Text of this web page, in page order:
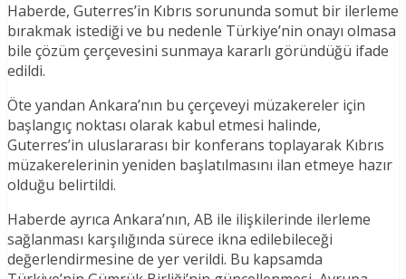
Haberde, Guterres’in Kıbrıs sorununda somut bir ilerleme
bırakmak istediği ve bu nedenle Türkiye’nin onayı olmasa
bile çözüm çerçevesini sunmaya kararlı göründüğü ifade
edildi.
Öte yandan Ankara’nın bu çerçeveyi müzakereler için
başlangıç noktası olarak kabul etmesi halinde,
Guterres’in uluslararası bir konferans toplayarak Kıbrıs
müzakerelerinin yeniden başlatılmasını ilan etmeye hazır
olduğu belirtildi.
Haberde ayrıca Ankara’nın, AB ile ilişkilerinde ilerleme
sağlanması karşılığında sürece ikna edilebileceği
değerlendirmesine de yer verildi. Bu kapsamda